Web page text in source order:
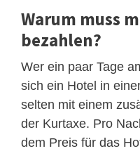
Warum muss
bezahlen?
Wer ein paar Tage
sich ein Hotel in
selten mit einem
der Kurtaxe. Pro
dem Preis für das